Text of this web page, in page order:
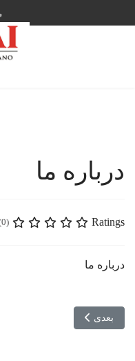
درباره ما
Ratings
(0)
درباره ما
مطلب بعدی: نمایندگی فروش
بعدی